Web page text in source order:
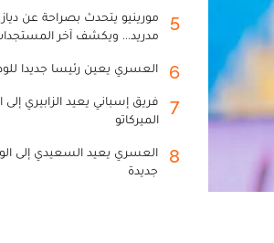
5
مورينيو يتحدث بصراحة عن
مدريد... ويكشف آخر
6 العسري يعين رئيسا جديدا
7
فريق إسباني يعيد الزابيري إلى
الميركاتو
8
العسري يعيد السعيدي إلى
جديدة